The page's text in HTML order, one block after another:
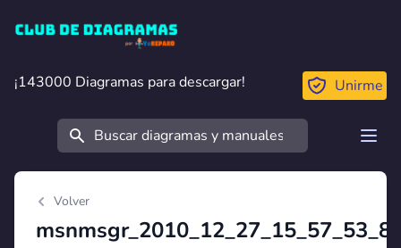
Club de Diagramas
¡143000 Diagramas para descargar!
¡143000 Diagramas para descargar! Unirme
Buscar
Volver